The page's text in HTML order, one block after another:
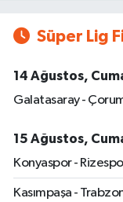
Süper Lig
14 Ağustos,
Galatasaray -
15 Ağustos,
Konyaspor -
Kasımpaşa -